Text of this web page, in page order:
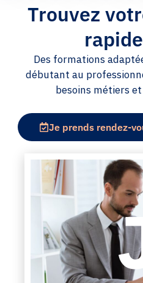
Trouvez
Des formations
débutant au
besoins métiers
Je prends rendez-